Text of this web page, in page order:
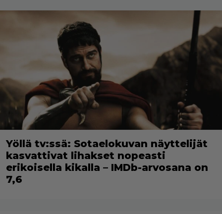
Yöllä tv:ssä: Sotaelokuvan näyttelijät
kasvattivat lihakset nopeasti
erikoisella kikalla – IMDb-arvosana on
7,6